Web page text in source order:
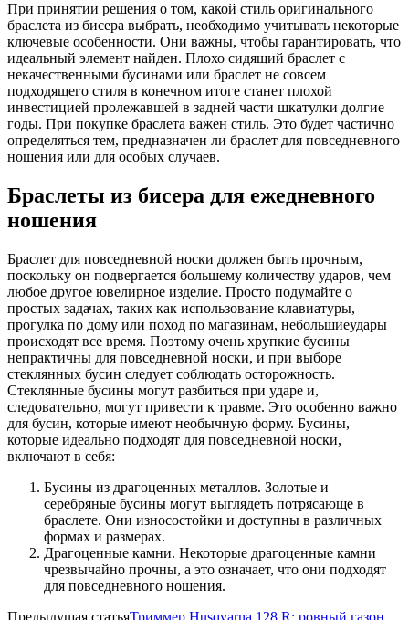
При принятии решения о том, какой стиль оригинального
браслета из бисера выбрать, необходимо учитывать некоторые
ключевые особенности. Они важны, чтобы гарантировать, что
идеальный элемент найден. Плохо сидящий браслет с
некачественными бусинами или браслет не совсем
подходящего стиля в конечном итоге станет плохой
инвестицией пролежавшей в задней части шкатулки долгие
годы. При покупке браслета важен стиль. Это будет частично
определяться тем, предназначен ли браслет для повседневного
ношения или для особых случаев.
Браслеты из бисера для ежедневного
ношения
Браслет для повседневной носки должен быть прочным,
поскольку он подвергается большему количеству ударов, чем
любое другое ювелирное изделие. Просто подумайте о
простых задачах, таких как использование клавиатуры,
прогулка по дому или поход по магазинам, небольшиеудары
происходят все время. Поэтому очень хрупкие бусины
непрактичны для повседневной носки, и при выборе
стеклянных бусин следует соблюдать осторожность.
Стеклянные бусины могут разбиться при ударе и,
следовательно, могут привести к травме. Это особенно важно
для бусин, которые имеют необычную форму. Бусины,
которые идеально подходят для повседневной носки,
включают в себя:
Бусины из драгоценных металлов. Золотые и
серебряные бусины могут выглядеть потрясающе в
браслете. Они износостойки и доступны в различных
формах и размерах.
Драгоценные камни. Некоторые драгоценные камни
чрезвычайно прочны, а это означает, что они подходят
для повседневного ношения.